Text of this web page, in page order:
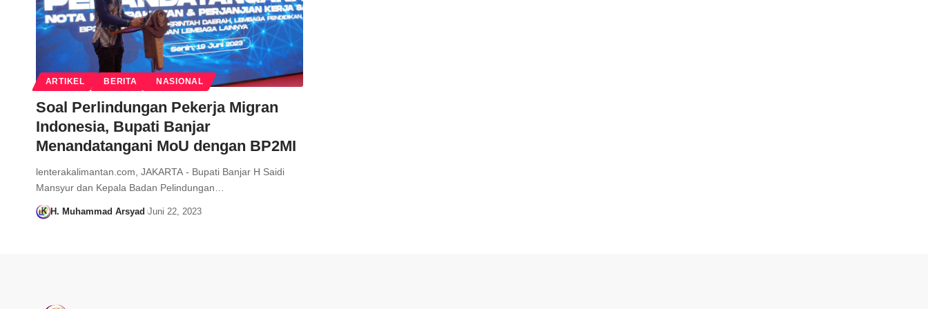
ARTIKEL BERITA NASIONAL
Soal Perlindungan Pekerja Migran
Indonesia, Bupati Banjar
Menandatangani MoU dengan BP2MI
lenterakalimantan.com, JAKARTA - Bupati Banjar H Saidi
Mansyur dan Kepala Badan Pelindungan…
H. Muhammad Arsyad Juni 22, 2023